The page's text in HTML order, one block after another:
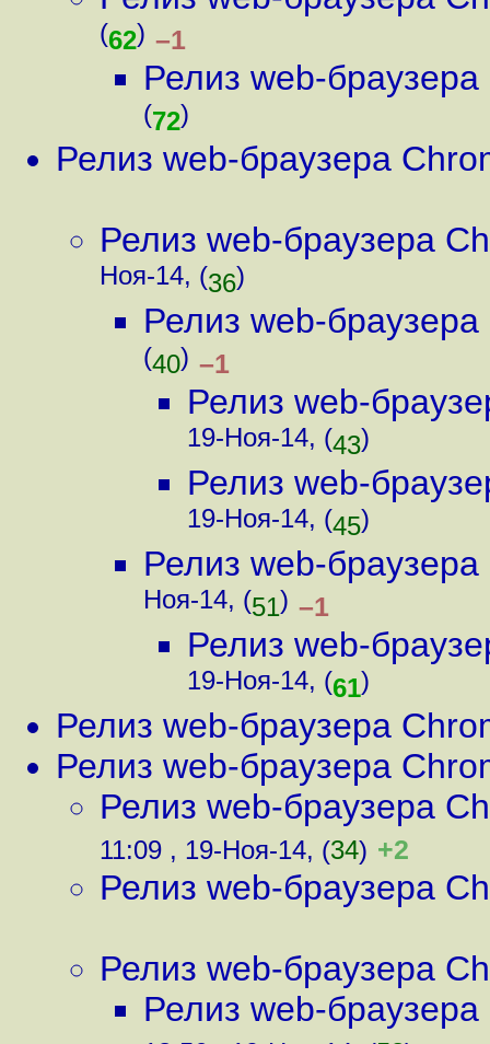
(62) –1
Релиз web-
(72)
Релиз web-браузера
Релиз web-браузера
Ноя-14, (36)
Релиз web-
(40) –1
Релиз web-
19-Ноя-14, (43)
Релиз web-
19-Ноя-14, (45)
Релиз web-
Ноя-14, (51) –1
Релиз web-
19-Ноя-14, (61)
Релиз web-браузера
Релиз web-браузера
Релиз web-браузера
11:09 , 19-Ноя-14, (34) +2
Релиз web-браузера
Релиз web-браузера
Релиз web-